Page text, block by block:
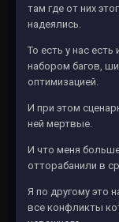
там где от них
надеялись.
То есть у нас
набором багов,
оптимизацией.
И при этом
ней мертвые.
И что меня
отторабанили в
Я по другому это
все конфликты